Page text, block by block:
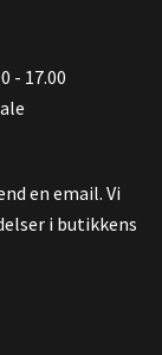
- 17.00
en email. Vi
i butikkens